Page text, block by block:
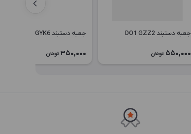
جعبه دستبند DO1 GZZ2
550,000 تومان
جعبه دستبند DP1 GYK6
350,000 تومان